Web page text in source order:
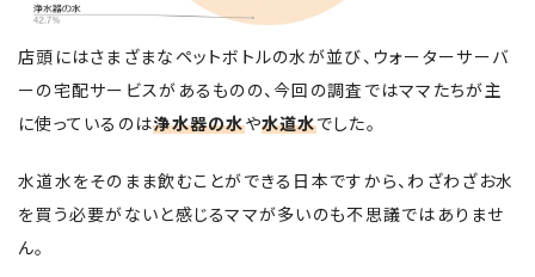
店頭にはさまざまなペットボトルの水が並び、ウォーターサーバ
ーの宅配サービスがあるものの、今回の調査ではママたちが主
に使っているのは浄水器の水や水道水でした。
水道水をそのまま飲むことができる日本ですから、わざわざお水
を買う必要がないと感じるママが多いのも不思議ではありませ
ん。